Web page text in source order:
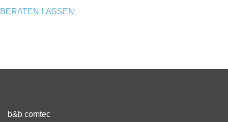
BERATEN LASSEN
b&b comtec